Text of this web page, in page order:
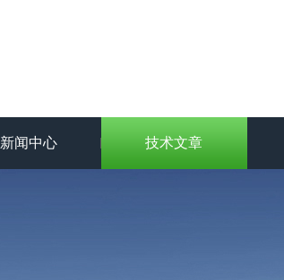
新闻中心 技术文章